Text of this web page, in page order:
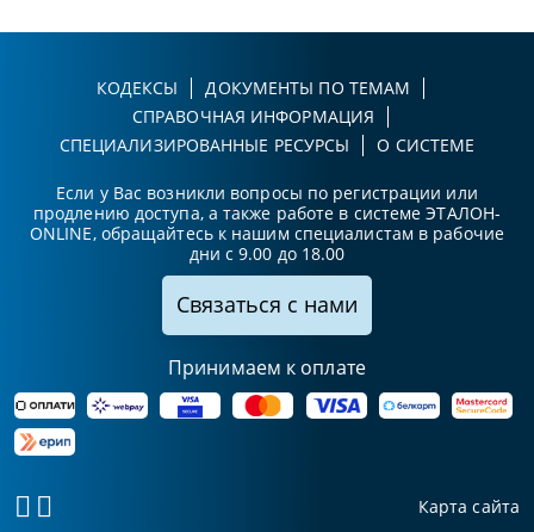
КОДЕКСЫ
ДОКУМЕНТЫ ПО ТЕМАМ
СПРАВОЧНАЯ ИНФОРМАЦИЯ
СПЕЦИАЛИЗИРОВАННЫЕ РЕСУРСЫ
О СИСТЕМЕ
Если у Вас возникли вопросы по регистрации или
продлению доступа, а также работе в системе ЭТАЛОН-
ONLINE, обращайтесь к нашим специалистам в рабочие
дни с 9.00 до 18.00
Связаться с нами
Принимаем к оплате
Карта сайта